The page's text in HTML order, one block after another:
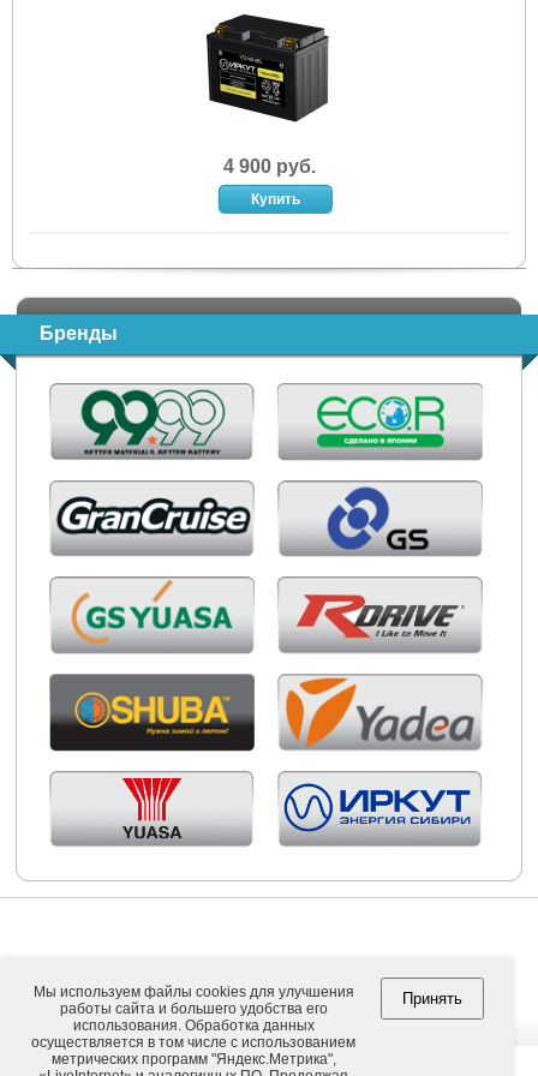
4 900 руб.
Бренды
Copyright © 2026. ООО "ВНЕШПОСЫЛТОРГ".
Мы используем файлы cookies для улучшения
работы сайта и большего удобства его
использования. Обработка данных
осуществляется в том числе с использованием
метрических программ "Яндекс.Метрика",
Принять